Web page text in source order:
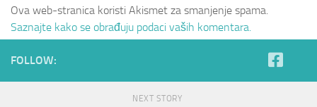
Ova web-stranica koristi Akismet za smanjenje spama.
Saznajte kako se obrađuju podaci vaših komentara.
FOLLOW:
NEXT STORY